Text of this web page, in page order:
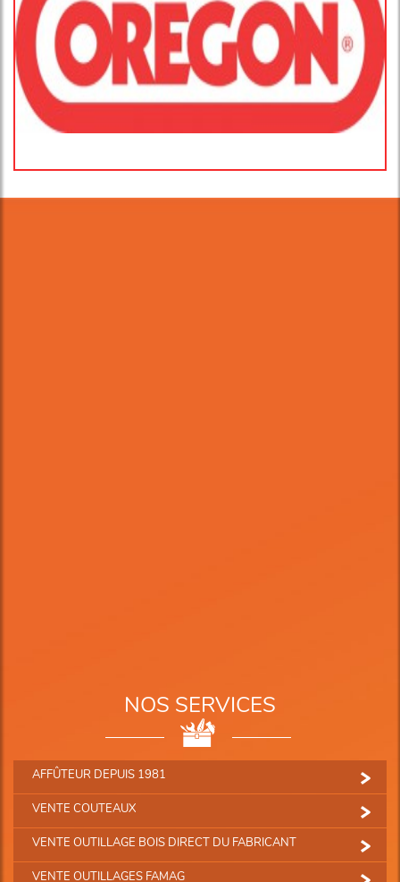
NOS SERVICES
AFFÛTEUR DEPUIS 1981
VENTE COUTEAUX
VENTE OUTILLAGE BOIS DIRECT DU FABRICANT
VENTE OUTILLAGES FAMAG